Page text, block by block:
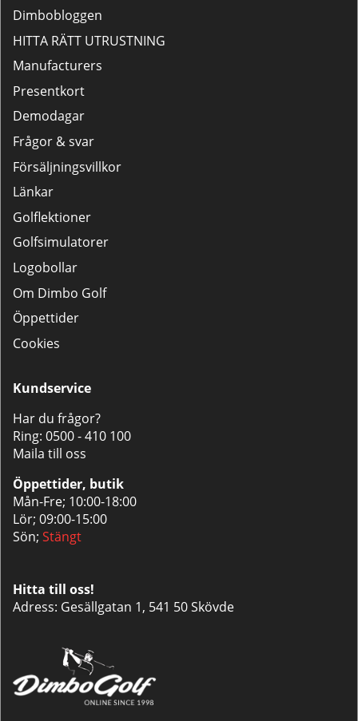
Dimbobloggen
HITTA RÄTT UTRUSTNING
Manufacturers
Presentkort
Demodagar
Frågor & svar
Försäljningsvillkor
Länkar
Golflektioner
Golfsimulatorer
Logobollar
Om Dimbo Golf
Öppettider
Cookies
Kundservice
Har du frågor?
Ring: 0500 - 410 100
Maila till oss
Öppettider, butik
Mån-Fre; 10:00-18:00
Lör; 09:00-15:00
Sön; Stängt
Hitta till oss!
Adress: Gesällgatan 1, 541 50 Skövde